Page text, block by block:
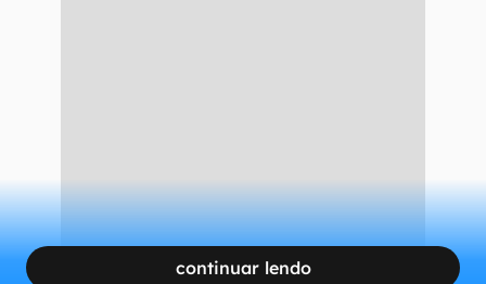
continuar lendo